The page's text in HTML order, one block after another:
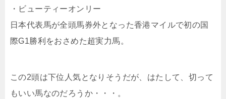
・ビューティーオンリー
日本代表馬が全頭馬券外となった香港マイルで初の国
際G1勝利をおさめた超実力馬。
この2頭は下位人気となりそうだが、はたして、切って
もいい馬なのだろうか・・・。